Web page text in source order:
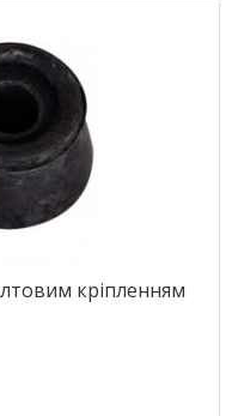
кріпленням